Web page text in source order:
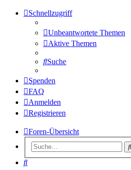
Schnellzugriff
Unbeantwortete Themen
Aktive Themen
Suche
Spenden
FAQ
Anmelden
Registrieren
Foren-Übersicht
Suche